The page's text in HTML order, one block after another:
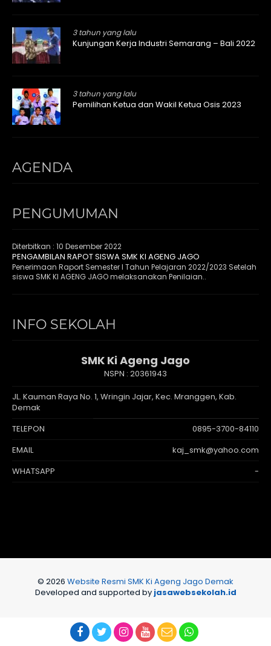
3 tahun yang lalu
Kunjungan Kerja Industri Semarang – Bali 2022
3 tahun yang lalu
Pemilihan Ketua dan Wakil Ketua Osis 2023
AGENDA
PENGUMUMAN
Diterbitkan : 10 Desember 2022
PENGAMBILAN RAPOT SISWA SMK KI AGENG JAGO
Penerimaan Raport Semester I Tahun Pelajaran 2022/2023 Setelah
siswa SMK KI AGENG JAGO melaksanakan Penilaian..
INFO SEKOLAH
SMK Ki Ageng Jago
NSPN : 20361943
JL. Kauman Raya No. 1, Wringin Jajar, Kec. Mranggen, Kab.
Demak
TELEPON
0895-3700-84110
EMAIL
kaj_smk@yahoo.com
WHATSAPP
-
© 2026 Website Resmi SMK Ki Ageng Jago Demak
Developed and supported by jasawebsekolah.id